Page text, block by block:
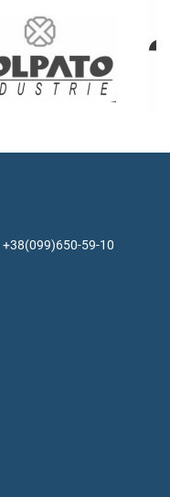
+38(099)650-59-10